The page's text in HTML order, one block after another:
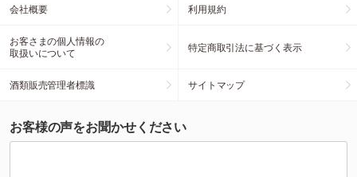
会社概要 利用規約
お客さまの個人情報の
取扱いについて
特定商取引法に基づく表示
酒類販売管理者標識 サイトマップ
お客様の声をお聞かせください